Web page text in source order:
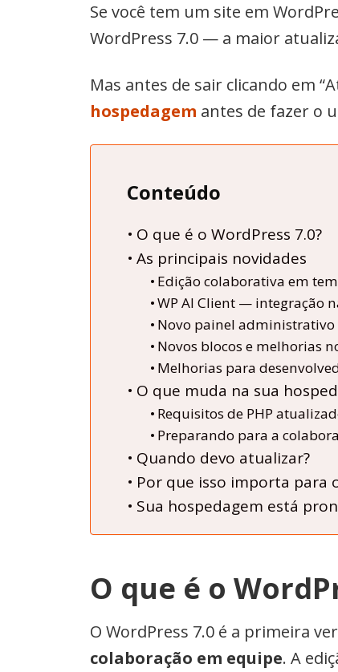
Se você tem um site em
WordPress 7.0 — a maior
Mas antes de sair clicando em
hospedagem antes de fazer o
Conteúdo
O que é o WordPress 7.0?
As principais novidades
Edição colaborativa em
WP AI Client — integração
Novo painel administrativo
Novos blocos e melhorias
Melhorias para
O que muda na sua
Requisitos de PHP
Preparando para a
Quando devo atualizar?
Por que isso importa para
Sua hospedagem está
O que é o
O WordPress 7.0 é a primeira
colaboração em equipe. A